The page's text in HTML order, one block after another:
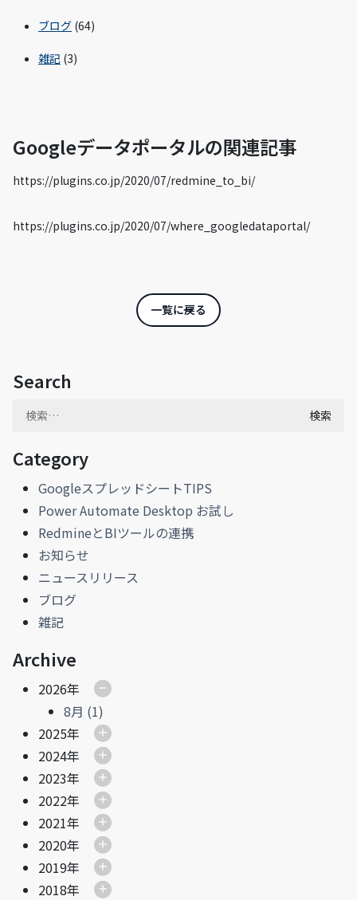
Search
Category
GoogleスプレッドシートTIPS
Power Automate Desktop お試し
RedmineとBIツールの連携
お知らせ
ニュースリリース
ブログ
雑記
Archive
2026年
8月 (1)
2025年
2024年
2023年
2022年
2021年
2020年
2019年
2018年
ブログ (64)
雑記 (3)
Googleデータポータルの関連記事
https://plugins.co.jp/2020/07/redmine_to_bi/
https://plugins.co.jp/2020/07/where_googledataportal/
一覧に戻る